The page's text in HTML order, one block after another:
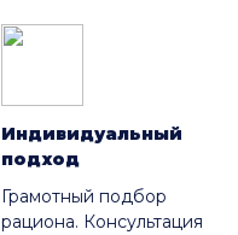
Индивидуальный
подход
Грамотный подбор
рациона. Консультация